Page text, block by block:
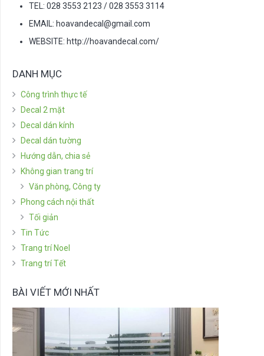
TEL: 028 3553 2123 / 028 3553 3114
EMAIL: hoavandecal@gmail.com
WEBSITE: http://hoavandecal.com/
DANH MỤC
Công trình thực tế
Decal 2 mặt
Decal dán kính
Decal dán tường
Hướng dẫn, chia sẻ
Không gian trang trí
Văn phòng, Công ty
Phong cách nội thất
Tối giản
Tin Tức
Trang trí Noel
Trang trí Tết
BÀI VIẾT MỚI NHẤT